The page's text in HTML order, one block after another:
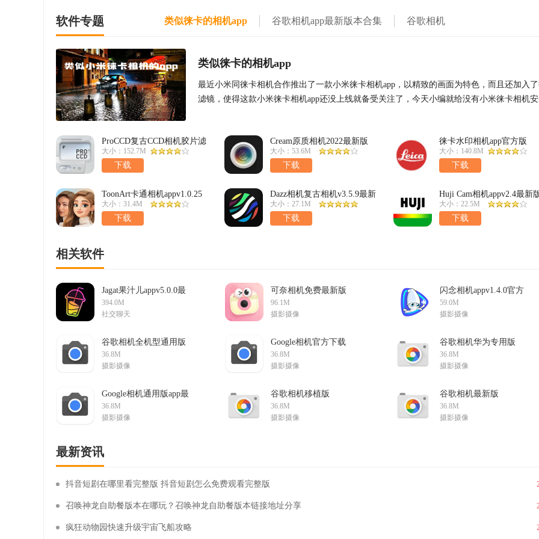
软件专题 类似徕卡的相机app 谷歌相机app最新版本合集 谷歌相机
类似徕卡的相机app
最近小米同徕卡相机合作推出了一款小米徕卡相机app，以精致的画面为特色，而且还加入
滤镜，使得这款小米徕卡相机app还没上线就备受关注了，今天小编就给没有小米徕卡相机
ProCCD复古CCD相机胶片滤
镜v5.0.0最新版
大小：152.7M
下载
Cream原质相机2022最新版
v1.22手机版
大小：53.6M
下载
徕卡水印相机app官方版
v4.3.004660最新版
大小：140.8M
下载
ToonArt卡通相机appv1.0.25
最新版
大小：31.4M
下载
Dazz相机复古相机v3.5.9最新
版
大小：27.1M
下载
Huji Cam相机appv2.4最新
大小：22.5M
下载
相关软件
Jagat果汁儿appv5.0.0最
新版
394.0M
社交聊天
可奈相机免费最新版
appv2.8.0安卓版
96.1M
摄影摄像
闪念相机appv1.4.0官方
版
59.0M
摄影摄像
谷歌相机全机型通用版
2025官方最新版
v9.9.106.773153235.19稳
定版
36.8M
摄影摄像
Google相机官方下载
2025最新版
v9.9.106.773153235.19安
卓版
36.8M
摄影摄像
谷歌相机华为专用版
9.9.106.773153235.19最
新版
36.8M
摄影摄像
​Google相机通用版app最
新版
v9.9.106.773153235.19安
卓版
36.8M
摄影摄像
谷歌相机移植版
apk9.9.106.773153235.19
最新版
36.8M
摄影摄像
谷歌相机最新版
安卓版
36.8M
摄影摄像
最新资讯
抖音短剧在哪里看完整版 抖音短剧怎么免费观看完整版
召唤神龙自助餐版本在哪玩？召唤神龙自助餐版本链接地址分享
疯狂动物园快速升级宇宙飞船攻略